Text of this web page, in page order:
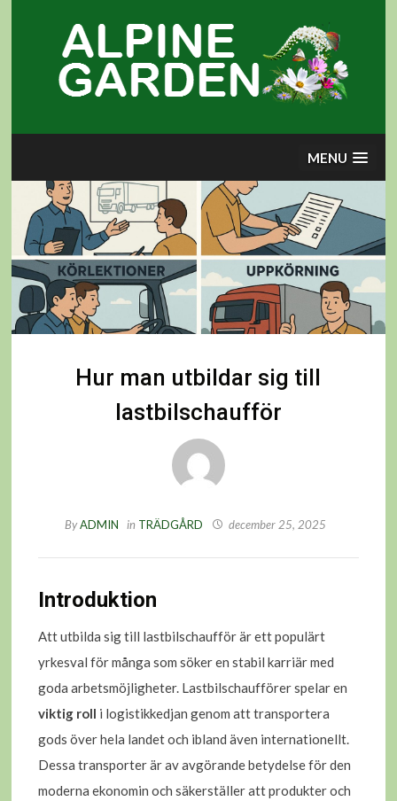
MENU
Hur man utbildar sig till
lastbilschaufför
ByADMIN in TRÄDGÅRD december 25, 2025
Introduktion
Att utbilda sig till lastbilschaufför är ett populärt
yrkesval för många som söker en stabil karriär med
goda arbetsmöjligheter. Lastbilschaufförer spelar en
viktig roll i logistikkedjan genom att transportera
gods över hela landet och ibland även internationellt.
Dessa transporter är av avgörande betydelse för den
moderna ekonomin och säkerställer att produkter och